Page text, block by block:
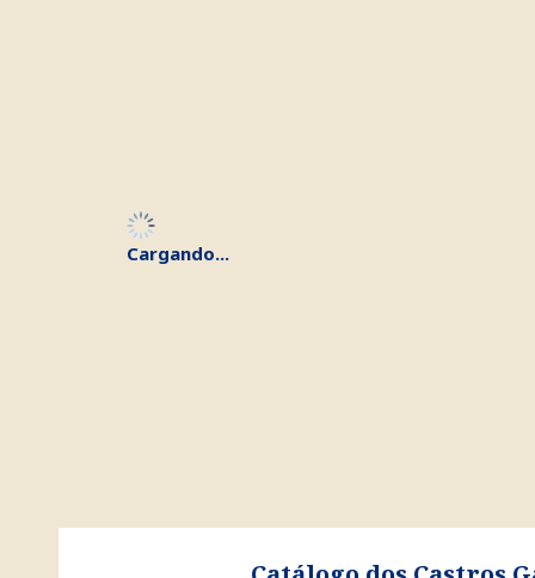
Cargando...
ver Catálogo dos Castros Galegos